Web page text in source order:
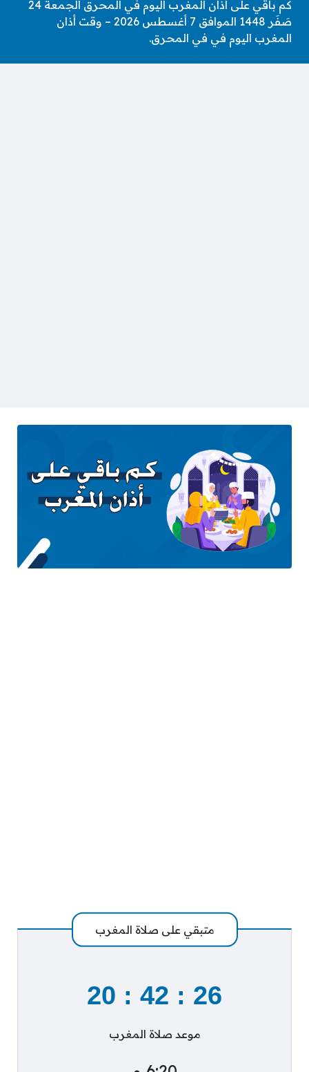
كم باقي على اذان المغرب اليوم في المحرق الجمعة 24
صَفَر 1448 الموافق 7 أغسطس 2026 – وقت أذان
المغرب اليوم في في المحرق.
متبقي على صلاة المغرب
25
:
42
:
20
موعد صلاة المغرب